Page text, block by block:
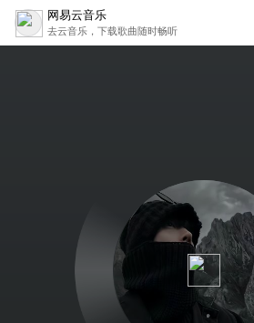
网易云音乐
去云音乐，下载歌曲随时畅听